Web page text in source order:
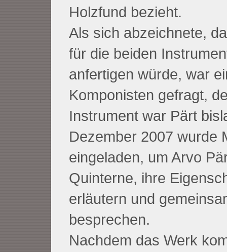
Holzfund bezieht.
Als sich abzeichnete,
für die beiden
anfertigen würde, war
Komponisten gefragt,
Instrument war Pärt
Dezember 2007 wurde
eingeladen, um Arvo
Quinterne, ihre
erläutern und
besprechen.
Nachdem das Werk